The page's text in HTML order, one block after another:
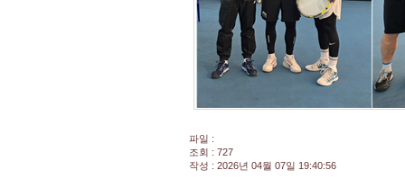
파일 :
조회 : 727
작성 : 2026년 04월 07일 19:40:56